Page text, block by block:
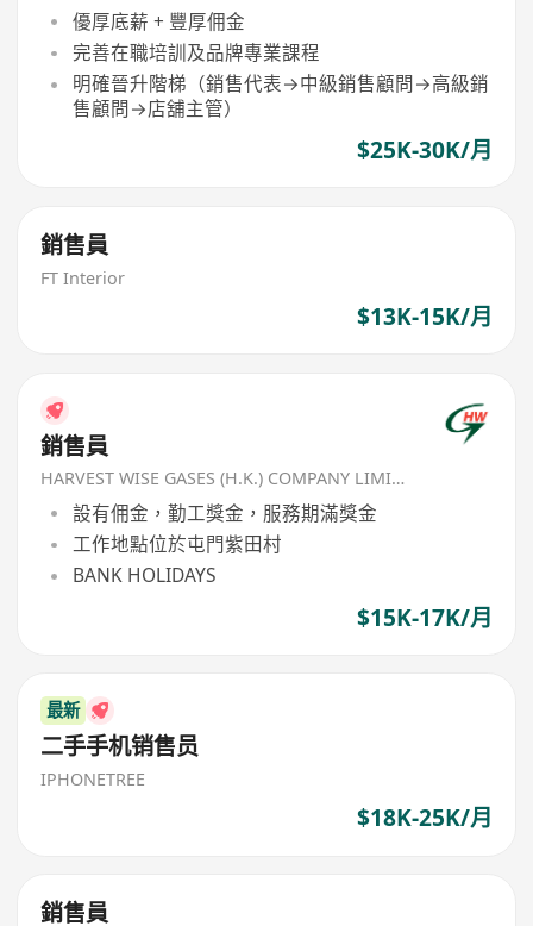
優厚底薪 + 豐厚佣金
完善在職培訓及品牌專業課程
明確晉升階梯（銷售代表→中級銷售顧問→高級銷
售顧問→店舖主管）
$25K-30K/月
銷售員
FT Interior
$13K-15K/月
銷售員
HARVEST WISE GASES (H.K.) COMPANY LIMITED
設有佣金，勤工獎金，服務期滿獎金
工作地點位於屯門紫田村
BANK HOLIDAYS
$15K-17K/月
最新
二手手机销售员
IPHONETREE
$18K-25K/月
銷售員